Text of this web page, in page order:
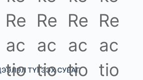
ТҮГЭЭХ СУВАГ